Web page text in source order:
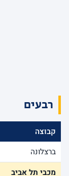
רבעים
קבוצה
ברצלונה
מכבי תל אביב